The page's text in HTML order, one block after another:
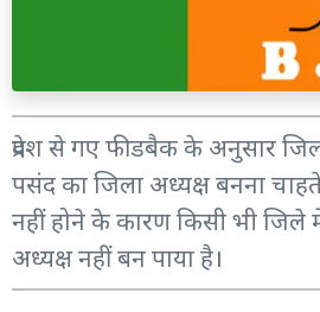
प्रदेश से गए फीडबैक के अनुसार
पसंद का जिला अध्यक्ष बनना
नहीं होने के कारण किसी भी
अध्यक्ष नहीं बन पाया है।